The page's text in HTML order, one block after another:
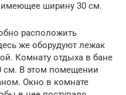
ширину 30 см.
расположить
же оборудуют лежак
Комнату отдыха в бане
см. В этом помещении
Окно в комнате